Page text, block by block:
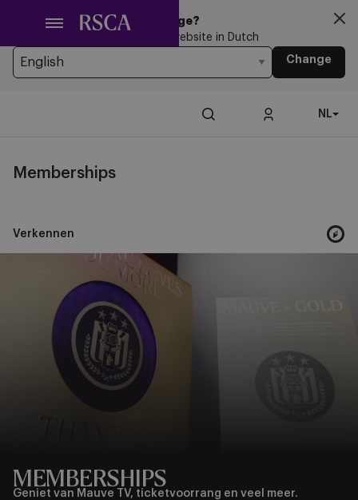
hoofdinhoud
Looking for another Language?
You’re currently browsing the website in Dutch
Change
NL
Memberships
Verkennen
MEMBERSHIPS
Geniet van Mauve TV, ticketvoorrang en veel meer.